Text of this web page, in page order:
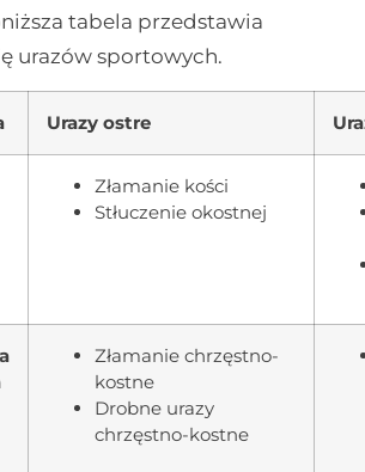
tabela przedstawia
urazów sportowych.
Urazy ostre
Złamanie kości
Stłuczenie okostnej
Złamanie chrzęstno-
kostne
Drobne urazy
chrzęstno-kostne